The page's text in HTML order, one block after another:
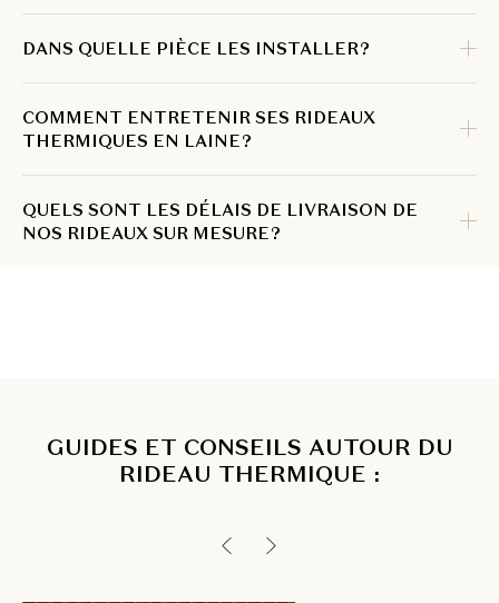
DANS QUELLE PIÈCE LES INSTALLER ?
COMMENT ENTRETENIR SES RIDEAUX
THERMIQUES EN LAINE ?
QUELS SONT LES DÉLAIS DE LIVRAISON DE
NOS RIDEAUX SUR MESURE ?
GUIDES ET CONSEILS AUTOUR DU
RIDEAU THERMIQUE :